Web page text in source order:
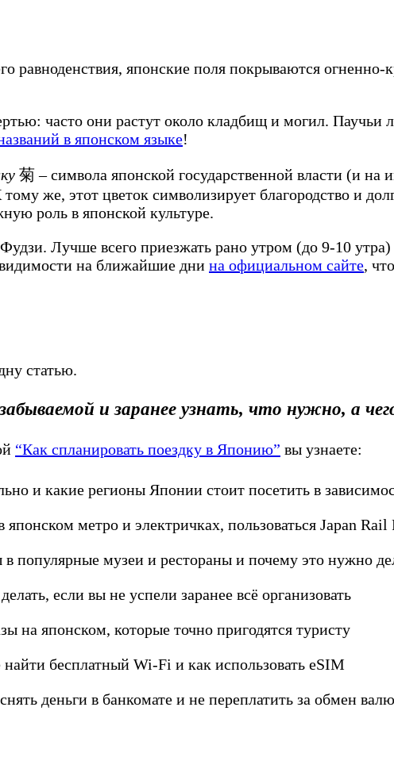
равноденствия, японские поля покрываются
часто они растут около кладбищ и могил.
в японском языке!
菊 – символа японской государственной власти (и на
же, этот цветок символизирует благородство и
роль в японской культуре.
Лучше всего приезжать рано утром (до 9-10 утра)
видимости на ближайшие дни на официальном сайте,
статью.
и заранее узнать, что нужно, а
“Как спланировать поездку в Японию” вы узнаете:
и какие регионы Японии стоит посетить в
метро и электричках, пользоваться Japan Rail
популярные музеи и рестораны и почему это нужно
если вы не успели заранее всё организовать
на японском, которые точно пригодятся туристу
бесплатный Wi-Fi и как использовать eSIM
деньги в банкомате и не переплатить за обмен